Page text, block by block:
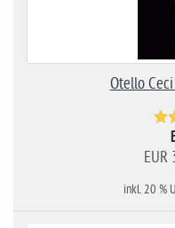
Otello
inkl. 20 %